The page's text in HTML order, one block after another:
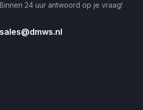
Binnen 24 uur antwoord op je vraag!
sales@dmws.nl